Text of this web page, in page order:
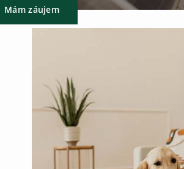
Mám záujem